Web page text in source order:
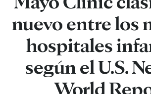
nuevo entre los
hospitales
según el U.S.
World